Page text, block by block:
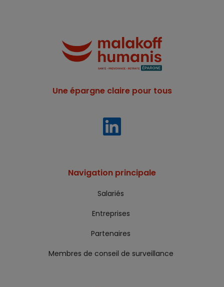
Une épargne claire pour tous
Navigation principale
Salariés
Entreprises
Partenaires
Membres de conseil de surveillance